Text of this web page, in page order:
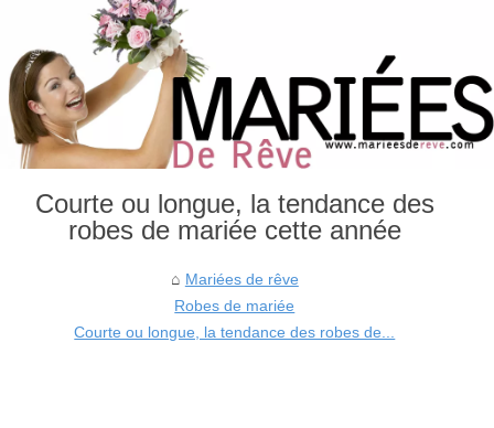
Courte ou longue, la tendance des
robes de mariée cette année
Mariées de rêve
Robes de mariée
Courte ou longue, la tendance des robes de...